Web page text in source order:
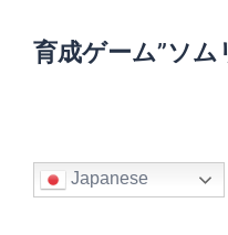
育成ゲーム”ソム
Japanese